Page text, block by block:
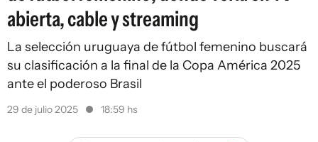
abierta, cable y streaming
La selección uruguaya de fútbol femenino buscará
su clasificación a la final de la Copa América 2025
ante el poderoso Brasil
29 de julio 2025 18:59 hs